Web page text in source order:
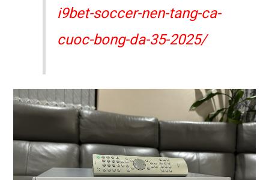
i9bet-soccer-nen-tang-ca-
cuoc-bong-da-35-2025/